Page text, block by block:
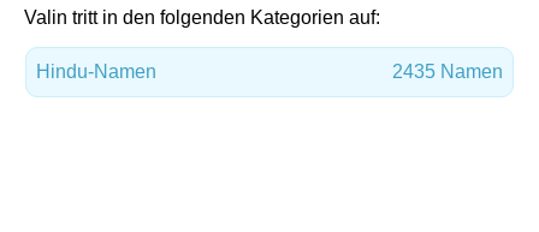
Valin tritt in den folgenden Kategorien auf:
Hindu-Namen 2435 Namen